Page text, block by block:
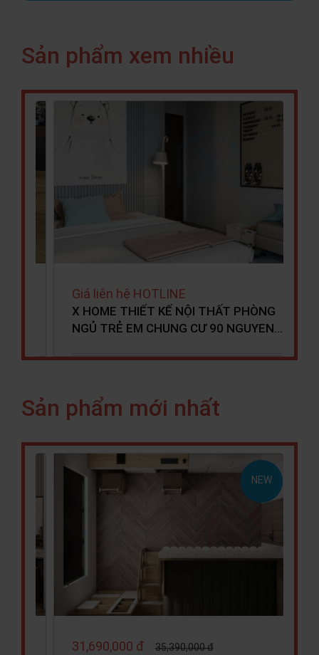
Sản phẩm xem nhiều
85,000,000 đ 95,000,000 đ
Thiết kế nội thất Anh Ba Ba Đình
Sản phẩm mới nhất
NEW
31,550,000 đ 36,050,000 đ